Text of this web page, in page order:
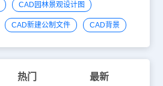
CAD园林景观设计图
CAD新建公制文件 CAD背景
热门 最新